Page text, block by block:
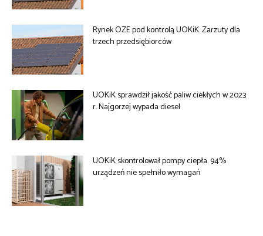
Rynek OZE pod kontrolą UOKiK. Zarzuty dla
trzech przedsiębiorców
UOKiK sprawdził jakość paliw ciekłych w 2023
r. Najgorzej wypada diesel
UOKiK skontrolował pompy ciepła. 94%
urządzeń nie spełniło wymagań